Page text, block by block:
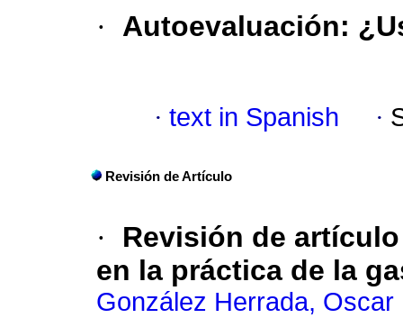
· Autoevaluación:
· text in Spanish ·
Revisión de Artículo
·
Revisión de
en la práctica de la
González Herrada, Oscar